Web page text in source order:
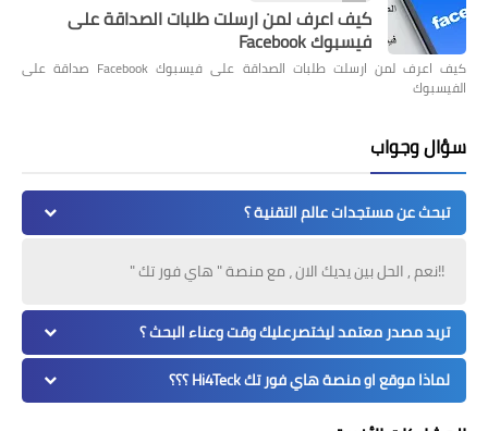
كيف اعرف لمن ارسلت طلبات الصداقة على
فيسبوك Facebook
كيف اعرف لمن ارسلت طلبات الصداقة على فيسبوك Facebook صداقة على
الفيسبوك
سؤال وجواب
تبحث عن مستجدات عالم التقنية ؟
!!نعم , الحل بين يديك الان ، مع منصة " هاي فور تك "
تريد مصدر معتمد ليختصرعليك وقت وعناء البحث ؟
لماذا موقع او منصة هاي فور تك Hi4Teck ؟؟؟